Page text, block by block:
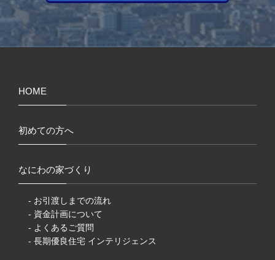
HOME
初めての方へ
なにわの家づくり
- お引渡しまでの流れ
- 資金計画について
- よくあるご質問
- 長期優良住宅 インテリジェンス